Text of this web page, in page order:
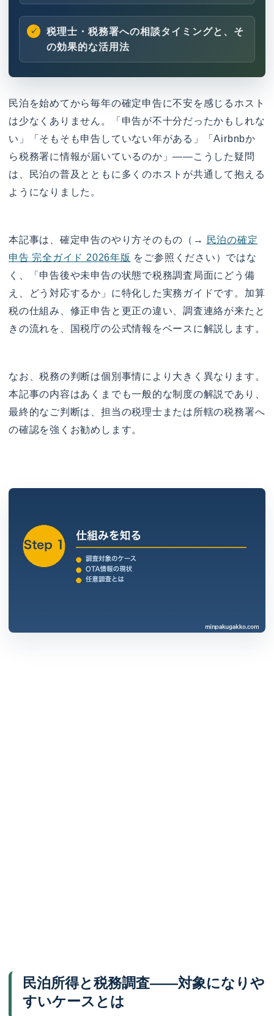
税理士・税務署への相談タイミングと、そ
の効果的な活用法
民泊を始めてから毎年の確定申告に不安を感じるホスト
は少なくありません。「申告が不十分だったかもしれな
い」「そもそも申告していない年がある」「Airbnbか
ら税務署に情報が届いているのか」——こうした疑問
は、民泊の普及とともに多くのホストが共通して抱える
ようになりました。
本記事は、確定申告のやり方そのもの（→
民泊の確定
申告 完全ガイド 2026年版 をご参照ください）ではな
く、「申告後や未申告の状態で税務調査局面にどう備
え、どう対応するか」に特化した実務ガイドです。加算
税の仕組み、修正申告と更正の違い、調査連絡が来たと
きの流れを、国税庁の公式情報をベースに解説します。
なお、税務の判断は個別事情により大きく異なります。
本記事の内容はあくまでも一般的な制度の解説であり、
最終的なご判断は、担当の税理士または所轄の税務署へ
の確認を強くお勧めします。
民泊所得と税務調査——対象になりや
すいケースとは